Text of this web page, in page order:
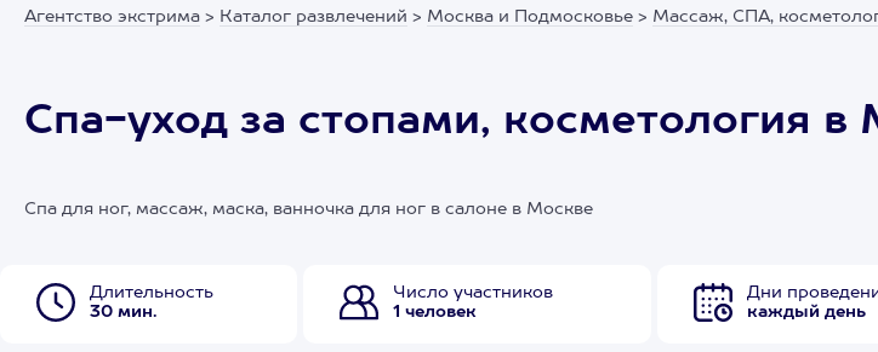
Агентство экстрима > Каталог развлечений > Москва и Подмосковье > Массаж, СПА,
Спа-уход за стопами, косметология в
Спа для ног, массаж, маска, ванночка для ног в салоне в Москве
Длительность
30 мин.
Число участников
1 человек
Дни
каждый день